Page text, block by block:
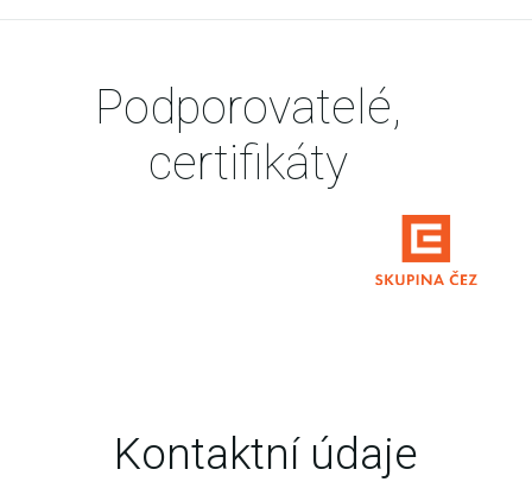
Podporovatelé,
certifikáty
Kontaktní údaje